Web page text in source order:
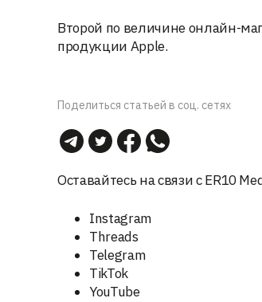
Второй по величине онлайн-
продукции Apple.
Поделиться статьей в соц. сетях
Оставайтесь на связи с ER10
Instagram
Threads
Telegram
TikTok
YouTube